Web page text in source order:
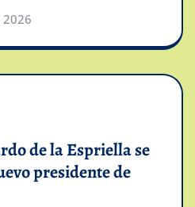
2026
de la Espriella se
presidente de